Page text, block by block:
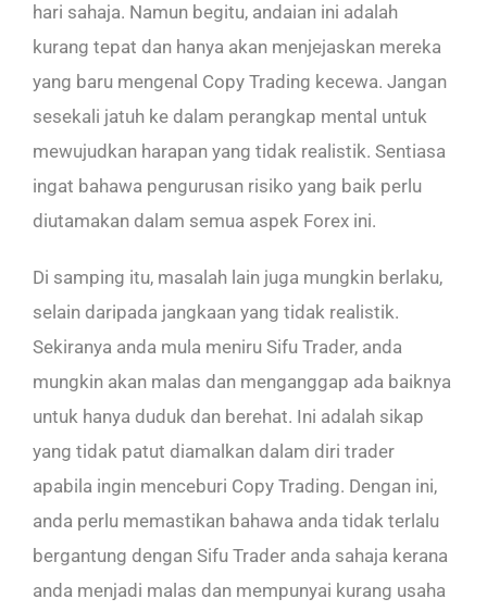
hari sahaja. Namun begitu, andaian ini adalah
kurang tepat dan hanya akan menjejaskan mereka
yang baru mengenal Copy Trading kecewa. Jangan
sesekali jatuh ke dalam perangkap mental untuk
mewujudkan harapan yang tidak realistik. Sentiasa
ingat bahawa pengurusan risiko yang baik perlu
diutamakan dalam semua aspek Forex ini.
Di samping itu, masalah lain juga mungkin berlaku,
selain daripada jangkaan yang tidak realistik.
Sekiranya anda mula meniru Sifu Trader, anda
mungkin akan malas dan menganggap ada baiknya
untuk hanya duduk dan berehat. Ini adalah sikap
yang tidak patut diamalkan dalam diri trader
apabila ingin menceburi Copy Trading. Dengan ini,
anda perlu memastikan bahawa anda tidak terlalu
bergantung dengan Sifu Trader anda sahaja kerana
anda menjadi malas dan mempunyai kurang usaha